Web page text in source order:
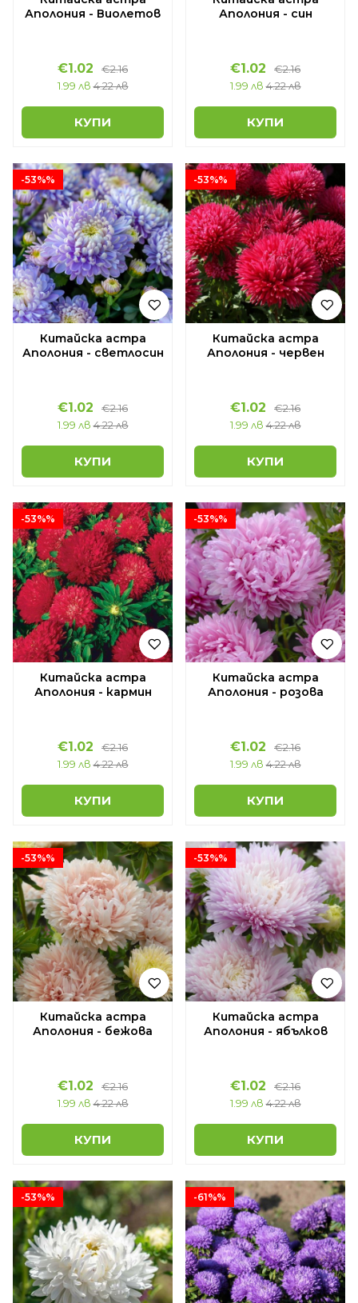
Аполония - Виолетов
€1.02
€2.16
1.99 лв 4.22 лв
КУПИ
Аполония - син
€1.02
€2.16
1.99 лв 4.22 лв
КУПИ
-53%%
Китайска астра
Аполония - светлосин
€1.02
€2.16
1.99 лв 4.22 лв
КУПИ
-53%%
Китайска астра
Аполония - червен
€1.02
€2.16
1.99 лв 4.22 лв
КУПИ
-53%%
Китайска астра
Аполония - кармин
€1.02
€2.16
1.99 лв 4.22 лв
КУПИ
-53%%
Китайска астра
Аполония - розова
€1.02
€2.16
1.99 лв 4.22 лв
КУПИ
-53%%
Китайска астра
Аполония - бежова
€1.02
€2.16
1.99 лв 4.22 лв
КУПИ
-53%%
Китайска астра
Аполония - ябълков
€1.02
€2.16
1.99 лв 4.22 лв
КУПИ
-53%% -61%%